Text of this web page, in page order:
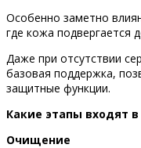
Особенно заметно
где кожа подвергается
Даже при отсутствии
базовая поддержка,
защитные функции.
Какие этапы входят
Очищение